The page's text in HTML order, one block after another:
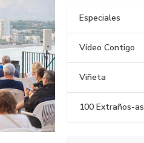
Especiales
Vídeo Contigo
Viñeta
100 Extraños-as